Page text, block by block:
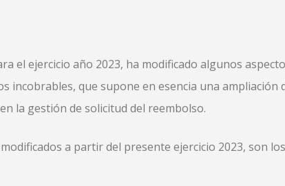
el ejercicio año 2023, ha modificado algunos
incobrables, que supone en esencia una ampliación
la gestión de solicitud del reembolso.
a partir del presente ejercicio 2023, son los